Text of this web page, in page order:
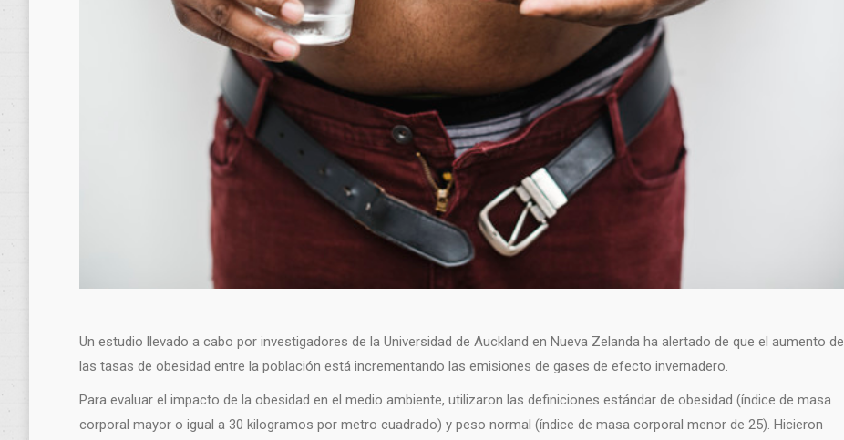
Un estudio llevado a cabo por investigadores de la Universidad de Auckland en Nueva Zelanda ha alertado de que el aumento de
las tasas de obesidad entre la población está incrementando las emisiones de gases de efecto invernadero.
Para evaluar el impacto de la obesidad en el medio ambiente, utilizaron las definiciones estándar de obesidad (índice de masa
corporal mayor o igual a 30 kilogramos por metro cuadrado) y peso normal (índice de masa corporal menor de 25). Hicieron